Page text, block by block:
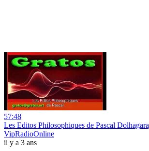
57:48
Les Editos Philosophiques de Pascal
VipRadioOnline
il y a 3 ans